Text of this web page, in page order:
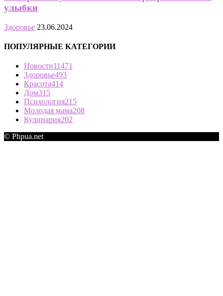
улыбки
Здоровье 23.06.2024
ПОПУЛЯРНЫЕ КАТЕГОРИИ
Новости11471
Здоровье493
Красота414
Дом315
Психология215
Молодая мама208
Кулинария202
© Phpua.net